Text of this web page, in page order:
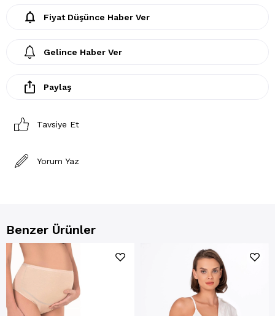
Fiyat Düşünce Haber Ver
Gelince Haber Ver
Paylaş
Tavsiye Et
Yorum Yaz
Benzer Ürünler